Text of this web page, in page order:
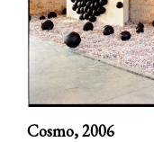
Cosmo,2006